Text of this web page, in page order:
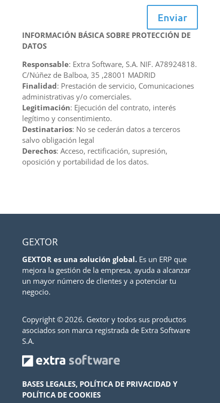
Enviar
INFORMACIÓN BÁSICA SOBRE PROTECCIÓN DE
DATOS
Responsable: Extra Software, S.A. NIF. A78924818.
C/Núñez de Balboa, 35 ,28001 MADRID
Finalidad: Prestación de servicio, Comunicaciones
administrativas y/o comerciales.
Legitimación: Ejecución del contrato, interés
legítimo y consentimiento.
Destinatarios: No se cederán datos a terceros
salvo obligación legal
Derechos: Acceso, rectificación, supresión,
oposición y portabilidad de los datos.
GEXTOR
GEXTOR es una solución global.Es un ERP que
mejora la gestión de la empresa, ayuda a alcanzar
un mayor número de clientes y a potenciar tu
negocio.
Copyright © 2026. Gextor y todos sus productos
asociados son marca registrada de Extra Software
S.A.
BASES LEGALES, POLÍTICA DE PRIVACIDAD Y
POLÍTICA DE COOKIES